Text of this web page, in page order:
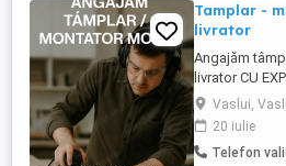
Tamplar -
livrator
Angajăm
livrator CU
Program: Luni
acceptă și
împrejurimi
asamblare
Vaslui,
20 iulie
Telefon